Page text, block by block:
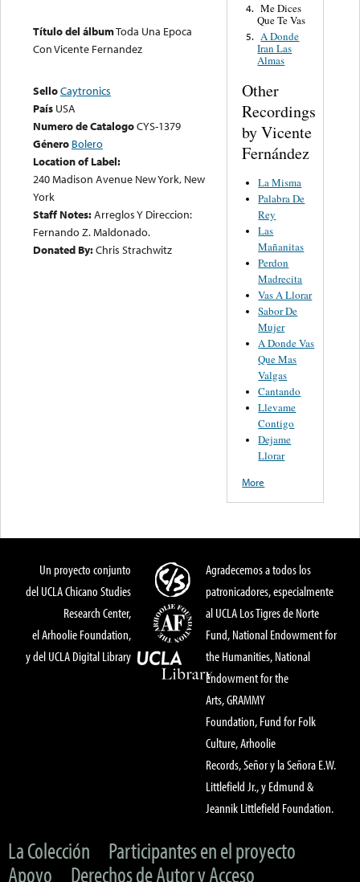
Título del álbumToda Una Epoca
Con Vicente Fernandez
SelloCaytronics
País USA
Numero de CatalogoCYS-1379
Género Bolero
Location of Label:
240 Madison Avenue New York, New
York
Staff Notes:Arreglos Y Direccion:
Fernando Z. Maldonado.
Donated By:Chris Strachwitz
4. Me Dices
Que Te Vas
5. A Donde
Iran Las
Almas
Other
Recordings
by Vicente
Fernández
La Misma
Palabra De
Rey
Las
Mañanitas
Perdon
Madrecita
Vas A Llorar
Sabor De
Mujer
A Donde Vas
Que Mas
Valgas
Cantando
Llevame
Contigo
Dejame
Llorar
More
Un proyecto conjunto
del UCLA Chicano Studies
Research Center,
el Arhoolie Foundation,
y del UCLA Digital Library
Agradecemos a todos los
patronicadores, especialmente
al UCLA Los Tigres de Norte
Fund, National Endowment for
the Humanities, National
Endowment for the
Arts, GRAMMY
Foundation, Fund for Folk
Culture, Arhoolie
Records, Señor y la Señora E.W.
Littlefield Jr., y Edmund &
Jeannik Littlefield Foundation.
La Colección
Participantes en el proyecto
Apoyo
Derechos de Autor y Acceso